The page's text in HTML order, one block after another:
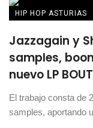
HIP HOP ASTURIAS
Jazzagain y
samples,
nuevo LP
El trabajo consta de
samples, aportando